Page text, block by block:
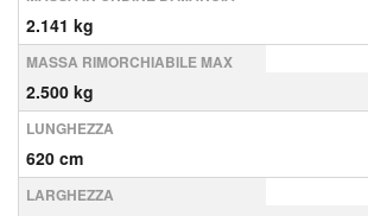
2.141 kg
MASSA RIMORCHIABILE MAX
2.500 kg
LUNGHEZZA
620 cm
LARGHEZZA